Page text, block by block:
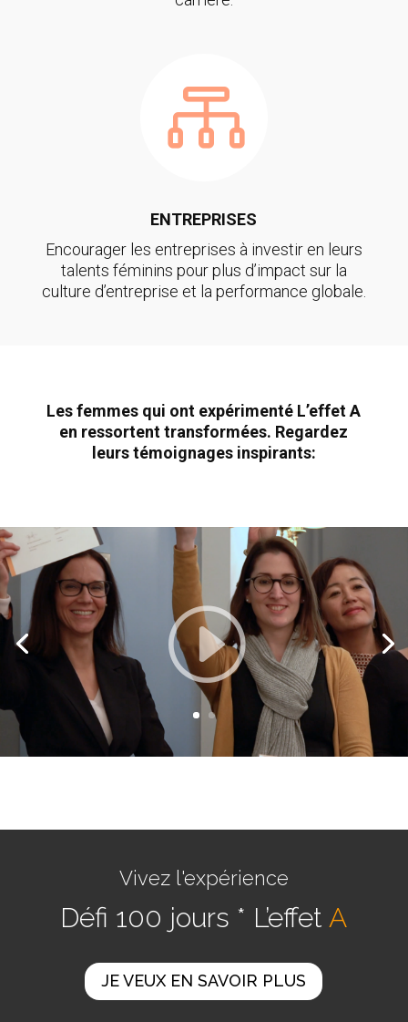

ENTREPRISES
Encourager les entreprises à investir en leurs
talents féminins pour plus d’impact sur la
culture d’entreprise et la performance globale.
Les femmes qui ont expérimenté L’effet A
en ressortent transformées. Regardez
leurs témoignages inspirants:
Vivez l'expérience
Défi 100 jours * L’effetA
JE VEUX EN SAVOIR PLUS